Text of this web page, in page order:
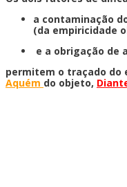
a contaminação
(da empiricidade
e a obrigação de
permitem o traçado do
Aquém do objeto,